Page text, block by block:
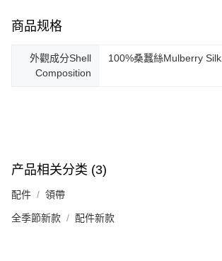
商品规格
外觀成分Shell
Composition
100%桑蠶絲Mulberry Silk
产品相关分类 (3)
配件 領帶
全季節新款 配件新款